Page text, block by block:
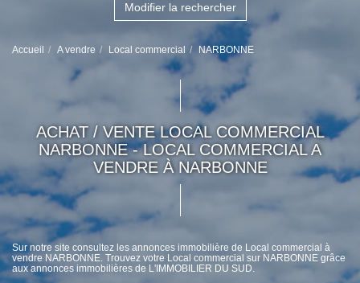
Modifier la rechercher
Accueil A vendre Local commercial NARBONNE
ACHAT / VENTE LOCAL COMMERCIAL
NARBONNE - LOCAL COMMERCIAL A
VENDRE À NARBONNE
Sur notre site consultez les annonces immobilière de Local commercial à
vendre NARBONNE. Trouvez votre Local commercial sur NARBONNE grâce
aux annonces immobilières de L'IMMOBILIER DU SUD.